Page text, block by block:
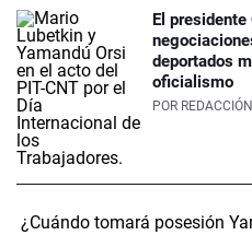
El
deportados
oficialismo
POR
¿Cuándo tomará posesión